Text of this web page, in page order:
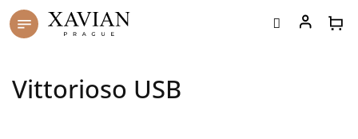
Přejít
na
Vittorioso USB